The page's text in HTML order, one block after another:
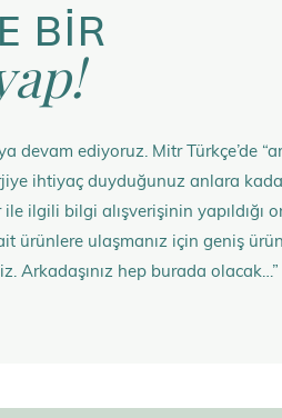
BİR
devam ediyoruz. Mitr Türkçe’de
ihtiyaç duyduğunuz anlara
ilgili bilgi alışverişinin
ürünlere ulaşmanız için geniş
Arkadaşınız hep burada olacak…”